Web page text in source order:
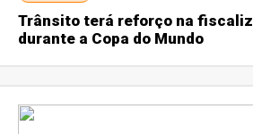
Trânsito terá reforço na
durante a Copa do Mundo